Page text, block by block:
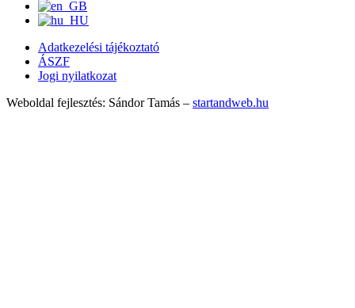
Adatkezelési tájékoztató
ÁSZF
Jogi nyilatkozat
Weboldal fejlesztés: Sándor Tamás – startandweb.hu